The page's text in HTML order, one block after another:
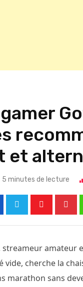
et
5 minutes de lecture
streameur amateur
vide, cherche la
marathon sans